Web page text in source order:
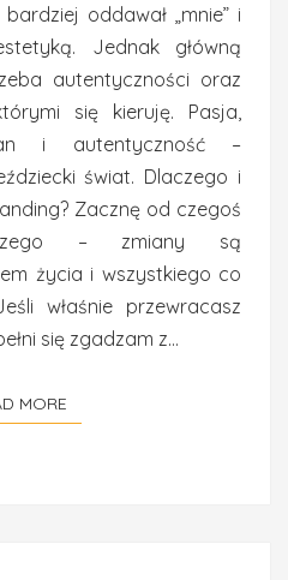
oddawał „mnie” i
Jednak główną
autentyczności oraz
się kieruję. Pasja,
i autentyczność –
świat. Dlaczego i
Zacznę od czegoś
– zmiany są
życia i wszystkiego co
właśnie przewracasz
się zgadzam z…
MORE